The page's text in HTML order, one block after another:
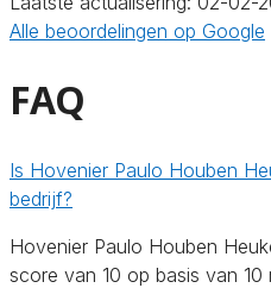
Alle beoordelingen op Google
FAQ
Is Hovenier Paulo Houben
bedrijf?
Hovenier Paulo Houben
score van 10 op basis van 10